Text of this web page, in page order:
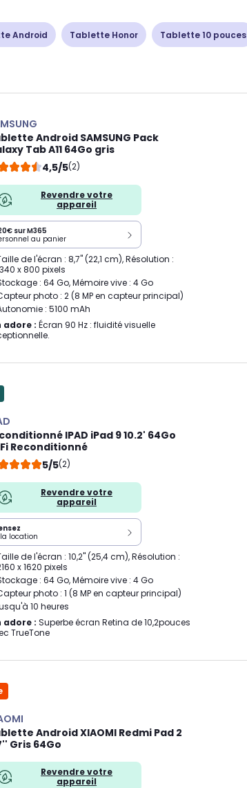
Android Tablette Honor Tablette 10 pouces
Android SAMSUNG Pack
Tab A11 64Go gris
4,5/5(2)
Revendre votre
appareil
sur M365
au panier
de l'écran : 8,7" (22,1 cm), Résolution :
x 800 pixels
: 64 Go, Mémoire vive : 4 Go
photo : 2 (8 MP en capteur principal)
: 5100 mAh
adore : Écran 90 Hz : fluidité visuelle
IPAD iPad 9 10.2' 64Go
Reconditionné
5/5(2)
Revendre votre
appareil
location
de l'écran : 10,2" (25,4 cm), Résolution :
x 1620 pixels
: 64 Go, Mémoire vive : 4 Go
photo : 1 (8 MP en capteur principal)
10 heures
adore : Superbe écran Retina de 10,2pouces
TrueTone
Android XIAOMI Redmi Pad 2
Gris 64Go
Revendre votre
appareil